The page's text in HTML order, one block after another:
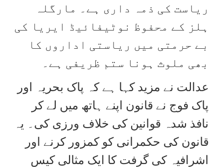
ریاست کی ذمہ داری ہے۔ مارگلہ
ہلز کے محفوظ نوٹیفائیڈ ایریا کی
بے حرمتی میں ریاستی اداروں کا
بھی ملوث ہونا ستم ظریفی ہے۔
عدالت نے مزید کہا ہے کہ پاک بحریہ اور
پاک فوج نے قانون اپنے ہاتھ میں لے کر
نافذ شدہ قوانین کی خلاف ورزی کی۔ یہ
قانون کی حکمرانی کو کمزور کرنے اور
اشرافیہ کی گرفت کا ایک مثالی کیس